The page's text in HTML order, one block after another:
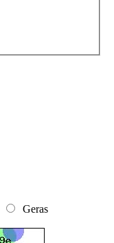
Geras